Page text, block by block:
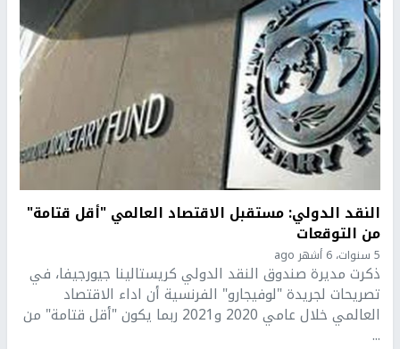
النقد الدولي: مستقبل الاقتصاد العالمي "أقل قتامة"
من التوقعات
5 سنوات، 6 أشهر ago
ذكرت مديرة صندوق النقد الدولي كريستالينا جيورجيفا، في
تصريحات لجريدة "لوفيجارو" الفرنسية أن اداء الاقتصاد
العالمي خلال عامي 2020 و2021 ربما يكون "أقل قتامة" من
...